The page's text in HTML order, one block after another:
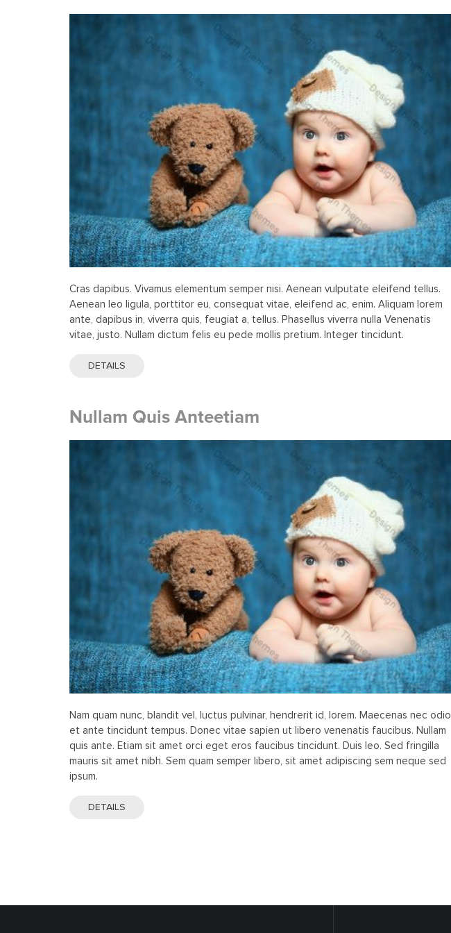
Cras dapibus. Vivamus elementum semper nisi. Aenean vulputate eleifend tellus.
Aenean leo ligula, porttitor eu, consequat vitae, eleifend ac, enim. Aliquam lorem
ante, dapibus in, viverra quis, feugiat a, tellus. Phasellus viverra nulla Venenatis
vitae, justo. Nullam dictum felis eu pede mollis pretium. Integer tincidunt.
DETAILS
Nullam Quis Anteetiam
Nam quam nunc, blandit vel, luctus pulvinar, hendrerit id, lorem. Maecenas nec odio
et ante tincidunt tempus. Donec vitae sapien ut libero venenatis faucibus. Nullam
quis ante. Etiam sit amet orci eget eros faucibus tincidunt. Duis leo. Sed fringilla
mauris sit amet nibh. Sem quam semper libero, sit amet adipiscing sem neque sed
ipsum.
DETAILS